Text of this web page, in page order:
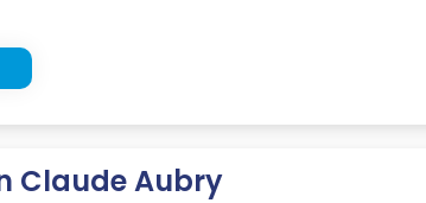
Claude Aubry